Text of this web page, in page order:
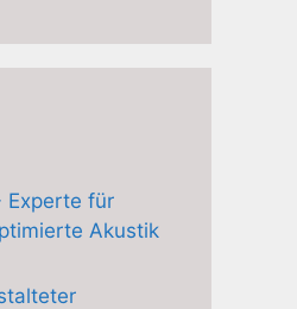
Experte für
Akustik